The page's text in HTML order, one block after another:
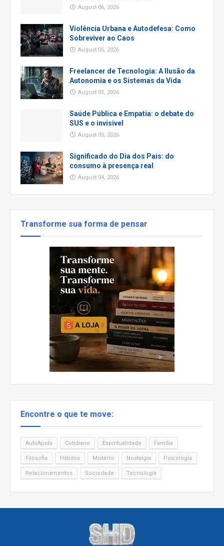
August 06, 2026
Violência Urbana e Autodefesa: Como
Sobreviver ao Caos
August 05, 2026
Freelancer de Tecnologia: A Ilusão da
Autonomia e os Sistemas da Vida
August 05, 2026
Saúde Pública e Empatia: o debate do
SUS e o invisivel
August 05, 2026
Significado do Dia dos Pais: do
consumo à presença real
August 04, 2026
Transforme sua forma de pensar
Encontre o que te move:
AutoAjuda Cotidiano Espiritualidade Família
Filosofia Hábitos Mistério Nostalgia Psicologia
Relacionamentos Sociedade Tecnologia